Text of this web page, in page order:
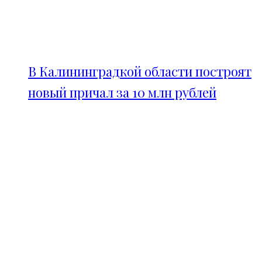
В Калининградкой области построят
новый причал за 10 млн рублей